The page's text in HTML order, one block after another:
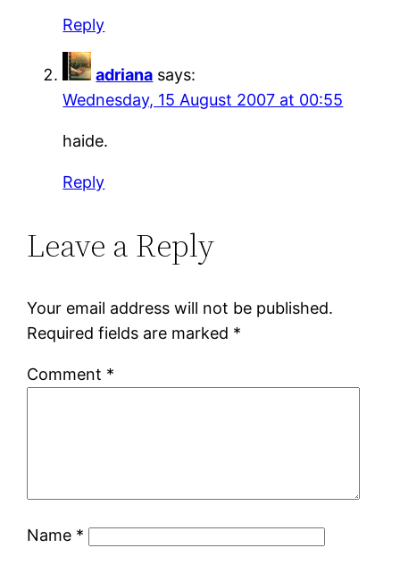
Reply
adriana says:
Wednesday, 15 August 2007 at 00:55
haide.
Reply
Leave a Reply
Your email address will not be published.
Required fields are marked *
Comment *
Name *